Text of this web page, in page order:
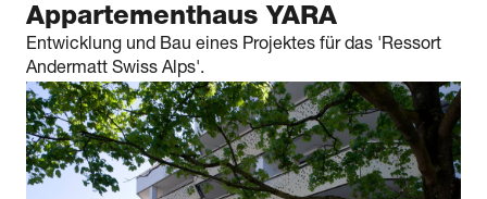
Appartementhaus YARA
Entwicklung und Bau eines Projektes für das 'Ressort
Andermatt Swiss Alps'.